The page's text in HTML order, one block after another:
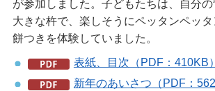
が参加しました。子どもたちは、自分
大きな杵で、楽しそうにペッタンペッ
餅つきを体験していました。
表紙、目次（PDF：410KB）
新年のあいさつ（PDF：